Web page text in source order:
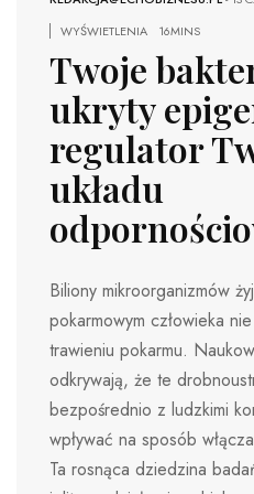
WYŚWIETLENIA
16MINS
Twoje
ukryty
regulator
układu
Biliony mikroorganizmów
pokarmowym człowieka
trawieniu pokarmu.
odkrywają, że te
bezpośrednio z ludzkimi
wpływać na sposób
Ta rosnąca dziedzina